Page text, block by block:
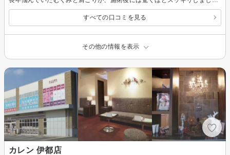
すべての口コミを見る
その他の情報を表示
カレン 伊都店